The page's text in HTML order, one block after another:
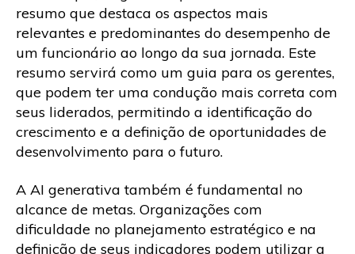
resumo que destaca os aspectos mais
relevantes e predominantes do desempenho de
um funcionário ao longo da sua jornada. Este
resumo servirá como um guia para os gerentes,
que podem ter uma condução mais correta com
seus liderados, permitindo a identificação do
crescimento e a definição de oportunidades de
desenvolvimento para o futuro.
A AI generativa também é fundamental no
alcance de metas. Organizações com
dificuldade no planejamento estratégico e na
definição de seus indicadores podem utilizar a